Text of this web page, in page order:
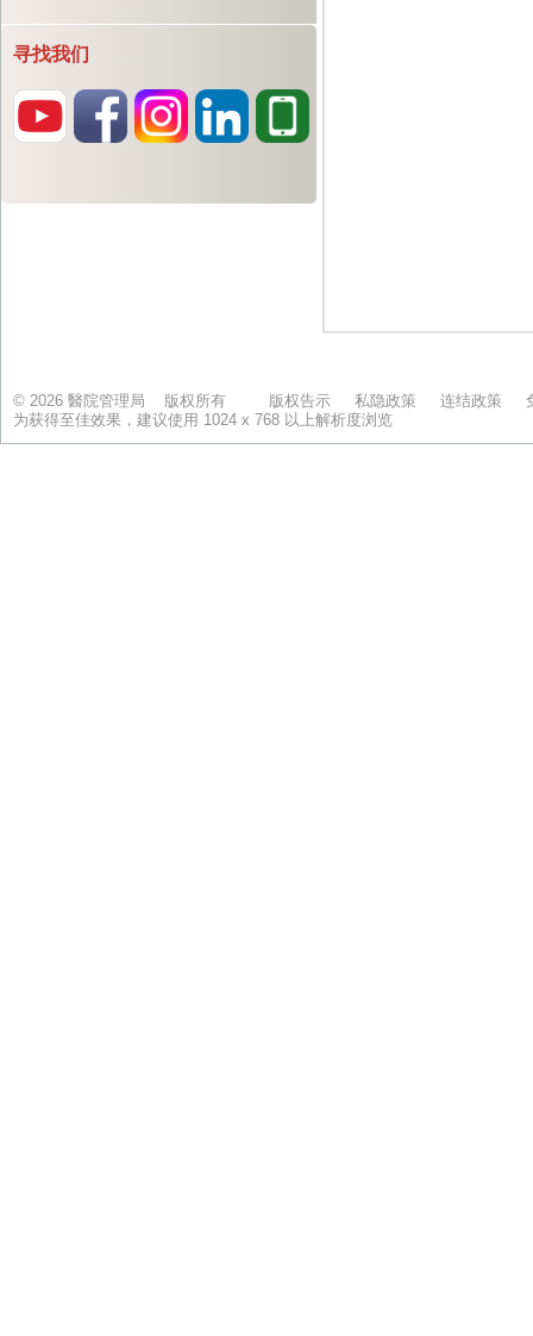
寻找我们
© 2026 醫院管理局 版权所有 版权告示 私隐政策 连结政策
为获得至佳效果，建议使用 1024 x 768 以上解析度浏览